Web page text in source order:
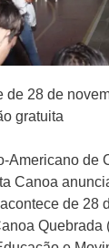
de 28 de
gratuita
Americano de
Canoa
de 28
Quebrada